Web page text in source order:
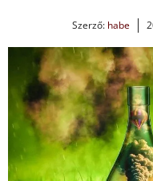
Szerző: habe